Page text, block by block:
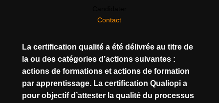
Contact
La certification qualité a été délivrée au titre de
la ou des catégories d’actions suivantes :
actions de formations et actions de formation
par apprentissage. La certification Qualiopi a
pour objectif d’attester la qualité du processus